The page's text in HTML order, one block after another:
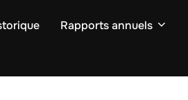
Rapports annuels